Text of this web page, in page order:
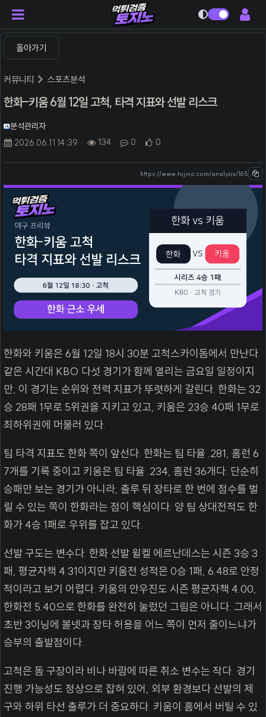
다크모드
돌아가기
커뮤니티 스포츠분석
한화-키움 6월 12일 고척, 타격 지표와 선발 리스크
분석관리자
2026.06.11 14:39
134 0 0
https://www.tojino.com/analysis/165
본문
한화와 키움은 6월 12일 18시 30분 고척스카이돔에서 만난다.
같은 시간대 KBO 다섯 경기가 함께 열리는 금요일 일정이지
만, 이 경기는 순위와 전력 지표가 뚜렷하게 갈린다. 한화는 32
승 28패 1무로 5위권을 지키고 있고, 키움은 23승 40패 1무로
최하위권에 머물러 있다.
팀 타격 지표도 한화 쪽이 앞선다. 한화는 팀 타율 .281, 홈런 6
7개를 기록 중이고 키움은 팀 타율 .234, 홈런 36개다. 단순히
승패만 보는 경기가 아니라, 출루 뒤 장타로 한 번에 점수를 벌
릴 수 있는 쪽이 한화라는 점이 핵심이다. 양 팀 상대전적도 한
화가 4승 1패로 우위를 잡고 있다.
선발 구도는 변수다. 한화 선발 윌켈 에르난데스는 시즌 3승 3
패, 평균자책 4.31이지만 키움전 성적은 0승 1패, 6.48로 안정
적이라고 보기 어렵다. 키움의 안우진도 시즌 평균자책 4.00,
한화전 5.40으로 한화를 완전히 눌렀던 그림은 아니다. 그래서
초반 3이닝에 볼넷과 장타 허용을 어느 쪽이 먼저 줄이느냐가
승부의 출발점이다.
고척은 돔 구장이라 비나 바람에 따른 취소 변수는 작다. 경기
진행 가능성도 정상으로 잡혀 있어, 외부 환경보다 선발의 제
구와 하위 타선 출루가 더 중요하다. 키움이 홈에서 버틸 수 있